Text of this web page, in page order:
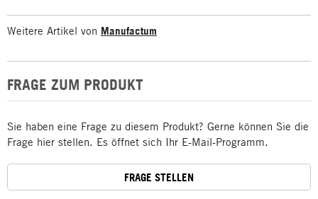
Weitere Artikel von Manufactum
FRAGE ZUM PRODUKT
Sie haben eine Frage zu diesem Produkt? Gerne können Sie die
Frage hier stellen. Es öffnet sich Ihr E-Mail-Programm.
FRAGE STELLEN